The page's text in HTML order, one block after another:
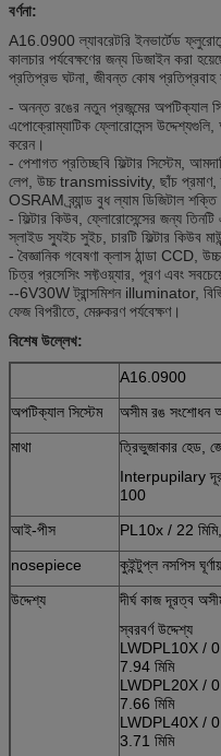
বর্ণনা:
A16.0900 ল্যাবরেটরি ইনভার্টেড
কালচার পর্যবেক্ষণের জন্য ডিজাইন করা
প্রতিপ্রভ ঘটনা, জীবন্ত কোষ প্রতিপ্রবাহ
- অনন্ত রঙের নতুন প্রজন্মের অপটিক্যাল
এপোক্রোম্যাটিক ফ্লোরোসেন্স
করেন।
- পেশাগত প্রতিচ্ছবি ফিল্টার সিস্টেম,
লেপ, উচ্চ transmissivity, ছাঁচ প্রমাণ,
OSRAM ব্র্যান্ড বুধ ল্যাম ডিজিটাল শক্তি
- ফিল্টার কিউব, ফ্লোরোসেন্সের জন্য
স্লাইড স্যুইচ সুইচ, চারটি ফিল্টার কিউব
- বৈজ্ঞানিক গবেষণা ক্লাস ঠান্ডা CCD,
চিত্র প্রসেসিং সফ্টওয়্যার, পূরণ এবং
--6V30W ট্রান্সমিশন illuminator,
ফেজ বিপরীতে, মেরুকরণ পর্যবেক্ষণ।
বিশেষ উল্লেখ:
A16.0900
অপটিক্যাল সিস্টেম
অসীম রঙ সংশোধন
মাথা
ত্রিভুজাকার হেড,
Interpupilary
100
আই-পীস
PL10x / 22
nosepiece
কুইন্টুপ্ল নসপিস
উদ্দেশ্য
দীর্ঘ কাজ দূরত্ব
স্বরবর্ণ উদ্দেশ্য
LWDPL10X /
7.94 মিমি
LWDPL20X /
7.66 মিমি
LWDPL40X /
3.71 মিমি